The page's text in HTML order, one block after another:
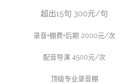
超出15句 300元/句
录音+棚费+后期 2000元/次
配音导演 4500元/次
顶级专业录音棚